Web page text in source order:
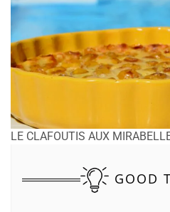
LE CLAFOUTIS AUX
GOOD